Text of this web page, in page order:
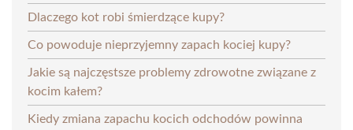
Dlaczego kot robi śmierdzące kupy?
Co powoduje nieprzyjemny zapach kociej kupy?
Jakie są najczęstsze problemy zdrowotne związane z
kocim kałem?
Kiedy zmiana zapachu kocich odchodów powinna